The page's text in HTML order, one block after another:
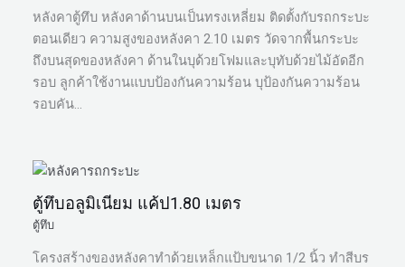
หลังคาตู้ทึบ หลังคาด้านบนเป็นทรงเหลี่ยม ติดตั้งกับรถกระบะ
ตอนเดียว ความสูงของหลังคา 2.10 เมตร วัดจากพื้นกระบะ
ถึงบนสุดของหลังคา ด้านในบุด้วยโฟมและบุทับด้วยไม้อัดอีก
รอบ ลูกค้าใช้งานแบบป้องกันความร้อน บุป้องกันความร้อน
รอบคัน…
ตู้ทึบอลูมิเนียม แค้ป1.80 เมตร
ตู้ทึบ
โครงสร้างของหลังคาทำด้วยเหล็กแป้บขนาด 1/2 นิ้ว ทำสีบร